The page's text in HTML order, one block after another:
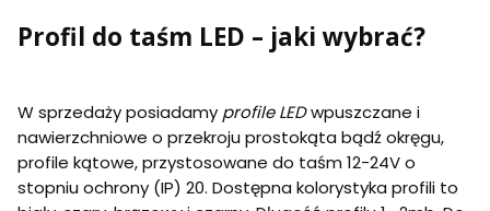
Profil do taśm LED – jaki wybrać?
W sprzedaży posiadamy profile LEDwpuszczane i
nawierzchniowe o przekroju prostokąta bądź okręgu,
profile kątowe, przystosowane do taśm 12-24V o
stopniu ochrony (IP) 20. Dostępna kolorystyka profili to